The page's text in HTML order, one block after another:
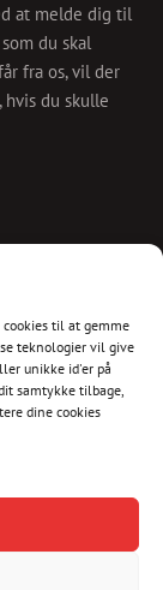
til at gemme
teknologier vil give
unikke id'er på
samtykke tilbage,
dine cookies
at melde dig til
du skal
fra os, vil der
du skulle